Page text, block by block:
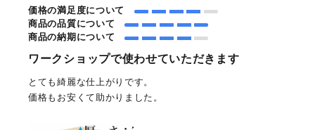
価格の満足度について
商品の品質について
商品の納期について
ワークショップで使わせていただきます
とても綺麗な仕上がりです。
価格もお安くて助かりました。